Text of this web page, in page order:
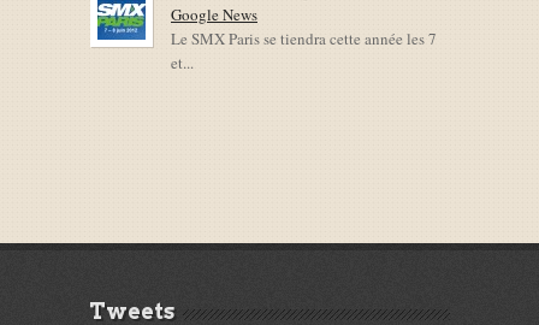
Google News
Le SMX Paris se tiendra cette année les 7
et...
Tweets